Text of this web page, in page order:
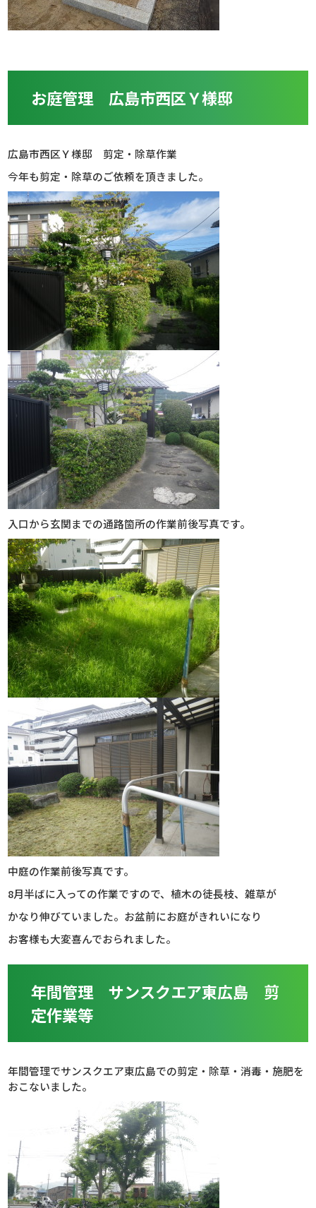
お庭管理 広島市西区Ｙ様邸
広島市西区Ｙ様邸 剪定・除草作業
今年も剪定・除草のご依頼を頂きました。
入口から玄関までの通路箇所の作業前後写真です。
中庭の作業前後写真です。
8月半ばに入っての作業ですので、植木の徒長枝、雑草が
かなり伸びていました。お盆前にお庭がきれいになり
お客様も大変喜んでおられました。
年間管理 サンスクエア東広島 剪
定作業等
年間管理でサンスクエア東広島での剪定・除草・消毒・施肥を
おこないました。